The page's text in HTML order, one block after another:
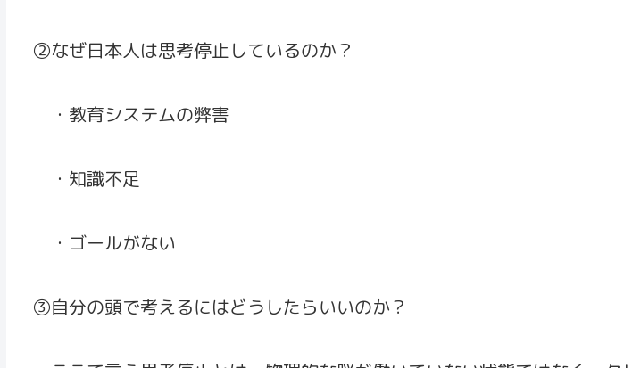
②なぜ日本人は思考停止しているのか？
・教育システムの弊害
・知識不足
・ゴールがない
③自分の頭で考えるにはどうしたらいいのか？